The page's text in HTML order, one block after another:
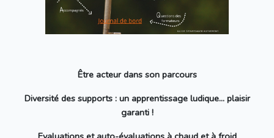
Être acteur dans son parcours
Diversité des supports : un apprentissage ludique... plaisir
garanti !